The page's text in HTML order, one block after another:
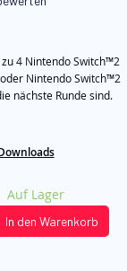
4 Nintendo Switch™2
Nintendo Switch™2
nächste Runde sind.
Auf Lager
In den Warenkorb